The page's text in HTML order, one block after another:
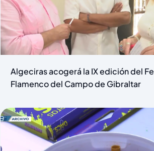
Algeciras acogerá la IX edición del
Flamenco del Campo de Gibraltar